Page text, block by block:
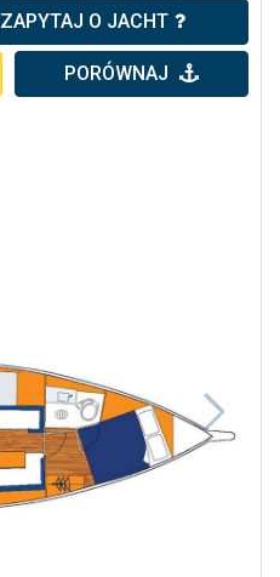
ZAPYTAJ O JACHT
PORÓWNAJ